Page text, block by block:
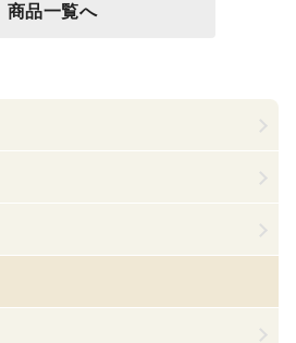
商品一覧へ